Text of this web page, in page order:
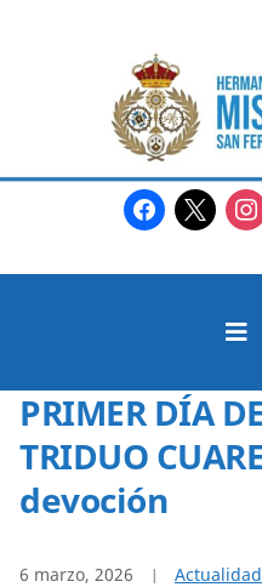
facebook
x
PRIMER DÍA
TRIDUO
devoción
6 marzo, 2026 Actualidad